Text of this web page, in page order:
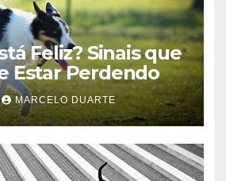
Feliz? Sinais que
Estar Perdendo
MARCELO DUARTE